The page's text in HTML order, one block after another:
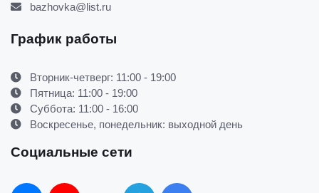
bazhovka@list.ru
График работы
Вторник-четверг: 11:00 - 19:00
Пятница: 11:00 - 19:00
Суббота: 11:00 - 16:00
Воскресенье, понедельник: выходной день
Социальные сети